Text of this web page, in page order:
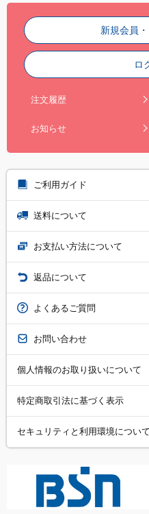
新規会員
ロ
注文履歴
お知らせ
ご利用ガイド
送料について
お支払い方法について
返品について
よくあるご質問
お問い合わせ
個人情報のお取り扱いについて
特定商取引法に基づく表示
セキュリティと利用環境について